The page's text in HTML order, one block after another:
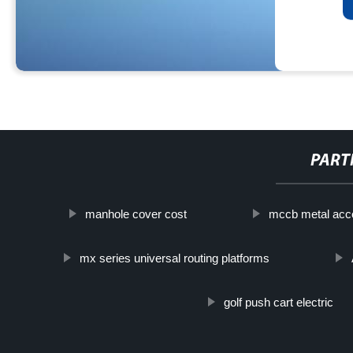
manhole cover cost mccb metal
mx series universal routing platforms
golf push cart electric